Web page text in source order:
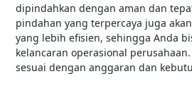
dipindahkan dengan aman dan
pindahan yang terpercaya juga
yang lebih efisien, sehingga Anda
kelancaran operasional
sesuai dengan anggaran dan